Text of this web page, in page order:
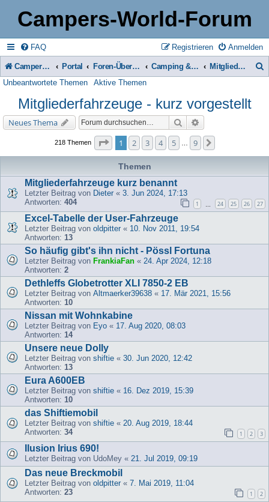
Campers-World-Forum
FAQ Anmelden
Registrieren
Campers-World-Forum Portal Foren-Übersicht Camping & Reise -> Fahrzeuge & Zubehör in der Praxis Mitgliederfahrzeuge - kurz vorgestellt
Unbeantwortete Themen Aktive Themen
Mitgliederfahrzeuge - kurz vorgestellt
Neues Thema Suche
218 Themen Seite von
1 2 3 4 5 9
Themen
Mitgliederfahrzeuge kurz benannt
Letzter Beitrag von Dieter « 3. Jun 2024, 17:13
Antworten: 404 1 24 25 26 27
Excel-Tabelle der User-Fahrzeuge
Letzter Beitrag von oldpitter « 10. Nov 2011, 19:54
Antworten: 13
So häufig gibt's ihn nicht - Pössl Fortuna
Letzter Beitrag von FrankiaFan « 24. Apr 2024, 12:18
Antworten: 2
Dethleffs Globetrotter XLI 7850-2 EB
Letzter Beitrag von Altmaerker39638 « 17. Mär 2021, 15:56
Antworten: 10
Nissan mit Wohnkabine
Letzter Beitrag von Eyo « 17. Aug 2020, 08:03
Antworten: 14
Unsere neue Dolly
Letzter Beitrag von shiftie « 30. Jun 2020, 12:42
Antworten: 13
Eura A600EB
Letzter Beitrag von shiftie « 16. Dez 2019, 15:39
Antworten: 10
das Shiftiemobil
Letzter Beitrag von shiftie « 20. Aug 2019, 18:44
Antworten: 34 1 2 3
Ilusion Irius 690!
Letzter Beitrag von UdoMey « 21. Jul 2019, 09:19
Das neue Breckmobil
Letzter Beitrag von oldpitter « 7. Mai 2019, 11:04
Antworten: 23 1 2